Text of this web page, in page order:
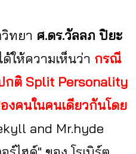
ทยา ศ.ดร.วัลลภ ปิยะ
ด้ให้ความเห็นว่า กรณี
กติ Split Personality
คนในคนเดียวกันโดย
and Mr.hyde